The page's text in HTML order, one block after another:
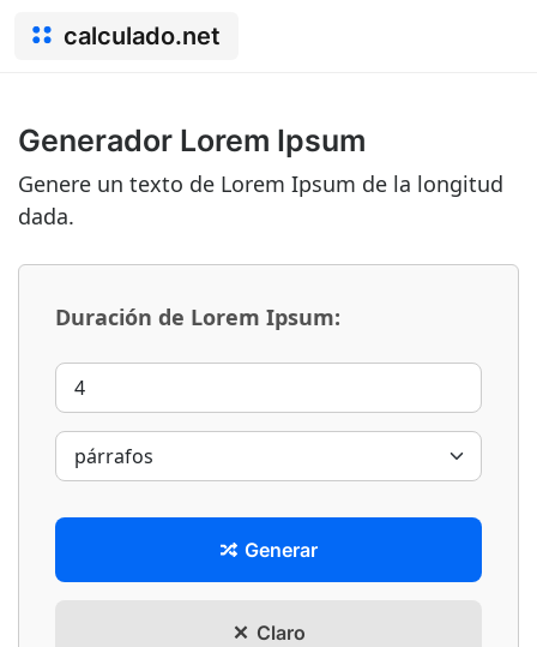
calculado.net
Generador Lorem Ipsum
Genere un texto de Lorem Ipsum de la longitud
dada.
Duración de Lorem Ipsum:
Generar
Claro